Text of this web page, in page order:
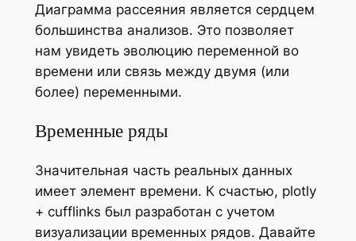
Диаграмма рассеяния является сердцем
большинства анализов. Это позволяет
нам увидеть эволюцию переменной во
времени или связь между двумя (или
более) переменными.
Временные ряды
Значительная часть реальных данных
имеет элемент времени. К счастью, plotly
+ cufflinks был разработан с учетом
визуализации временных рядов. Давайте